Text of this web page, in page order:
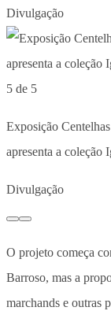
Divulgação
5 de 5
Exposição
apresenta a coleção
Divulgação
O projeto começa
Barroso, mas a
marchands e outras